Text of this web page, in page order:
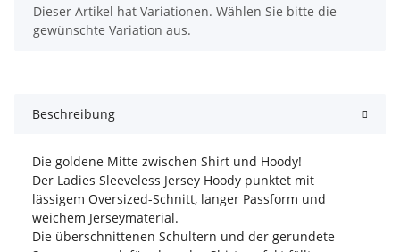
x
Dieser Artikel hat Variationen. Wählen Sie bitte die
gewünschte Variation aus.
Beschreibung
Die goldene Mitte zwischen Shirt und Hoody!
Der Ladies Sleeveless Jersey Hoody punktet mit
lässigem Oversized-Schnitt, langer Passform und
weichem Jerseymaterial.
Die überschnittenen Schultern und der gerundete